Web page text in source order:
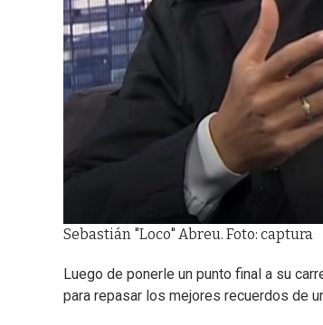
Sebastián "Loco" Abreu. Foto: captura
Luego de ponerle un punto final a su
para repasar los mejores recuerdos de